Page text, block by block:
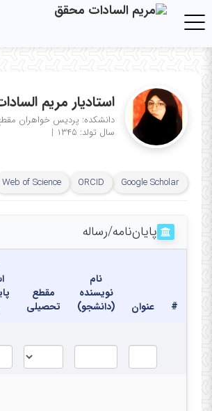
Toggle navigation
استادیار مریم
دانشکده: پردیس خواهران
سال تولد: ۱۳۴۵
|
Google Scholar
ORCID
Web of Science
پایان‌نامه‌/رساله
# عنوان
نام
نویسنده
(دانشجو)
مقطع
تحصیلی